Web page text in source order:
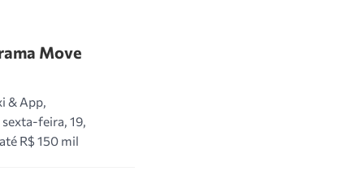
Move
& App,
feira, 19,
R$ 150 mil